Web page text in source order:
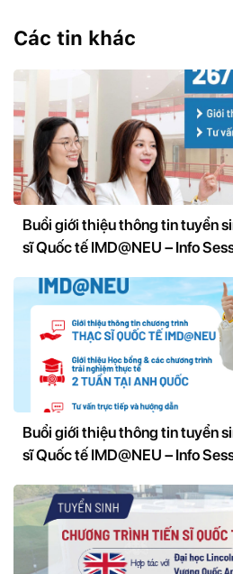
Các tin khác
Buổi giới thiệu thông tin tuyển
sĩ Quốc tế IMD@NEU – Info
Buổi giới thiệu thông tin tuyển
sĩ Quốc tế IMD@NEU – Info